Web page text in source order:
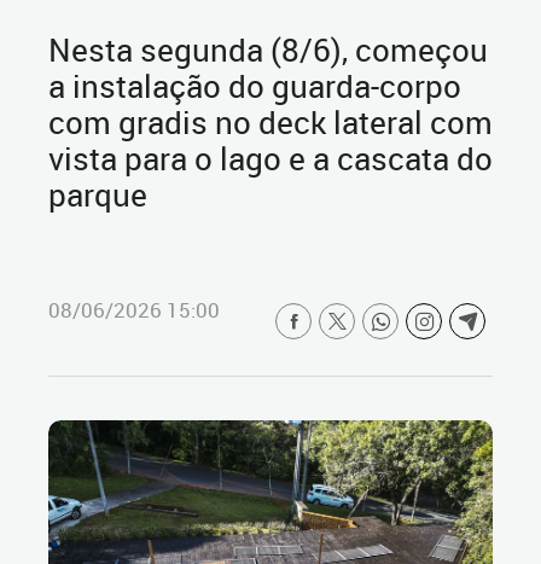
Nesta segunda (8/6), começou
a instalação do guarda-corpo
com gradis no deck lateral com
vista para o lago e a cascata do
parque
08/06/2026 15:00